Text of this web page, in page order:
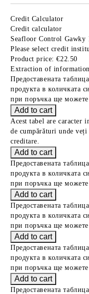
Credit Calculator
Credit calculator
Seafloor Control Gawky
Please select credit
Product price: €22.50
Extraction of
Предоставената
продукта в количката
при поръчка ще можете
Acest tabel are caracter
de cumpărături unde
creditare.
Предоставената
продукта в количката
при поръчка ще можете
Предоставената
продукта в количката
при поръчка ще можете
Предоставената
продукта в количката
при поръчка ще можете
Предоставената